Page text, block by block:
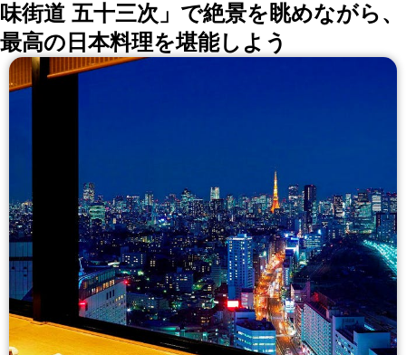
味街道 五十三次」で絶景を眺めながら、
最高の日本料理を堪能しよう